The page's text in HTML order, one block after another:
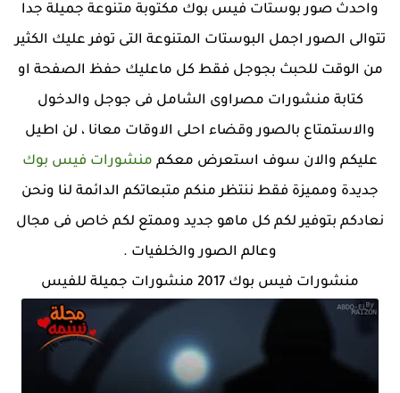
واحدث صور بوستات فيس بوك مكتوبة متنوعة جميلة جدا
تتوالى الصور اجمل البوستات المتنوعة التى توفر عليك الكثير
من الوقت للحبث بجوجل فقط كل ماعليك حفظ الصفحة او
كتابة منشورات مصراوى الشامل فى جوجل والدخول
والاستمتاع بالصور وقضاء احلى الاوقات معانا ، لن اطيل
عليكم والان سوف استعرض معكم منشورات فيس بوك
جديدة ومميزة فقط ننتظر منكم متبعاتكم الدائمة لنا ونحن
نعادكم بتوفير لكم كل ماهو جديد وممتع لكم خاص فى مجال
وعالم الصور والخلفيات .
منشورات فيس بوك 2017 منشورات جميلة للفيس